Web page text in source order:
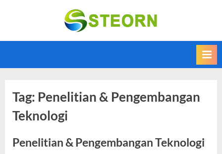
Informasi
Terkini dan
Informasi teknologi
terbaru dan
Tag: Penelitian & Pengembangan
Teknologi
Penelitian & Pengembangan Teknologi